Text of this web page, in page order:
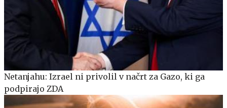
Netanjahu: Izrael ni privolil v načrt za Gazo, ki ga
podpirajo ZDA